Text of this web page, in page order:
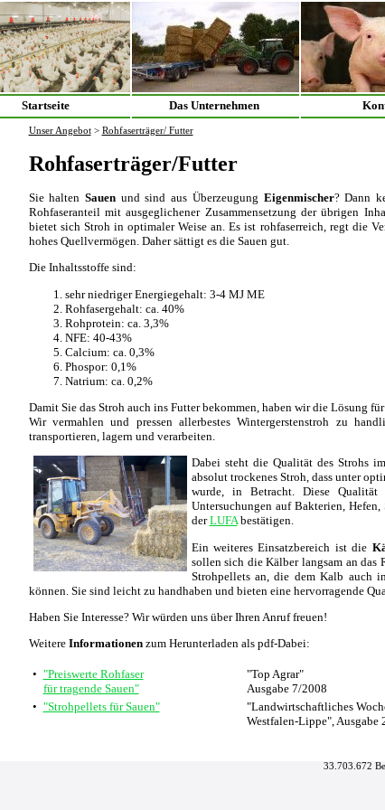
Startseite Das Unternehmen
Unser Angebot > Rohfaserträger/ Futter
Rohfaserträger/Futter
Sie halten Sauenund sind aus Überzeugung Eigenmischer? Dann
Rohfaseranteil mit ausgeglichener Zusammensetzung der übrigen
bietet sich Stroh in optimaler Weise an. Es ist rohfaserreich, regt die
hohes Quellvermögen. Daher sättigt es die Sauen gut.
Die Inhaltsstoffe sind:
sehr niedriger Energiegehalt: 3-4 MJ ME
Rohfasergehalt: ca. 40%
Rohprotein: ca. 3,3%
NFE: 40-43%
Calcium: ca. 0,3%
Phospor: 0,1%
Natrium: ca. 0,2%
Damit Sie das Stroh auch ins Futter bekommen, haben wir die Lösung
Wir vermahlen und pressen allerbestes Wintergerstenstroh zu
transportieren, lagern und verarbeiten.
Dabei steht die Qualität des Strohs
absolut trockenes Stroh, dass unter
wurde, in Betracht. Diese
Untersuchungen auf Bakterien,
derLUFAbestätigen.
Ein weiteres Einsatzbereich ist die
sollen sich die Kälber langsam an das
Strohpellets an, die dem Kalb auch
können. Sie sind leicht zu handhaben und bieten eine hervorragende
Haben Sie Interesse? Wir würden uns über Ihren Anruf freuen!
Weitere Informationenzum Herunterladen als pdf-Dabei:
• "Preiswerte Rohfaser
für tragende Sauen"
"Top Agrar"
Ausgabe 7/2008
• "Strohpellets für Sauen"
"Landwirtschaftliches
Westfalen-Lippe", Ausgabe
33.703.672